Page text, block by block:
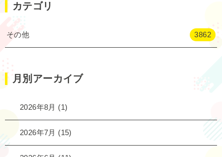
カテゴリ
その他 3862
月別アーカイブ
2026年8月 (1)
2026年7月 (15)